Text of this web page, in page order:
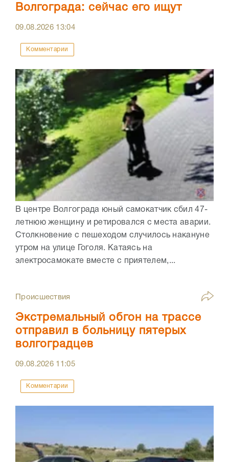
Волгограда: сейчас его ищут
09.08.2026 13:04
Комментарии
В центре Волгограда юный самокатчик сбил 47-
летнюю женщину и ретировался с места аварии.
Столкновение с пешеходом случилось накануне
утром на улице Гоголя. Катаясь на
электросамокате вместе с приятелем,...
Происшествия
Экстремальный обгон на трассе
отправил в больницу пятерых
волгоградцев
09.08.2026 11:05
Комментарии